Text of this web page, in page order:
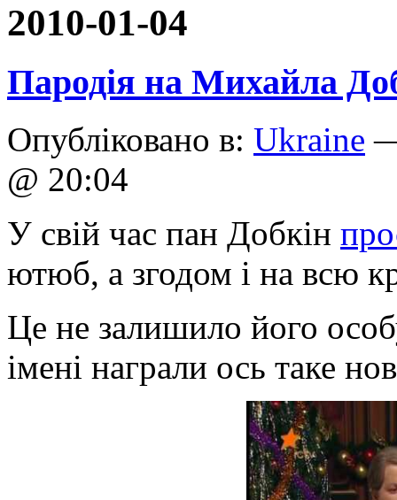
2010-01-04
Пародія на Михайла
Опубліковано в: Ukraine
@ 20:04
У свій час пан Добкін
ютюб, а згодом і на всю
Це не залишило його
імені награли ось таке